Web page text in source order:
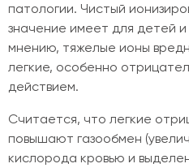
патологии. Чистый
значение имеет для детей
мнению, тяжелые ионы
легкие, особенно
действием.
Считается, что легкие
повышают газообмен
кислорода кровью и